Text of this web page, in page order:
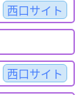
西口サイト
西口サイト